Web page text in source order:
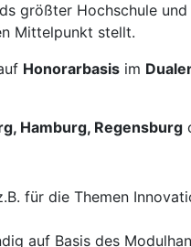
größter Hochschule
Mittelpunkt stellt.
Honorarbasis im
Hamburg, Regensburg
für die Themen
auf Basis des